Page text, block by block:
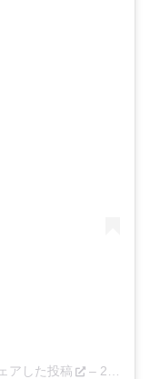
アした投稿 – 2018年10月月21日午前3時17分PDT